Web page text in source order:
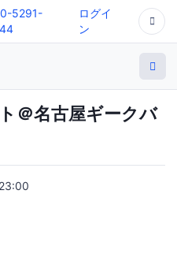
5291-
ログイ
ン
＠名古屋ギークバ